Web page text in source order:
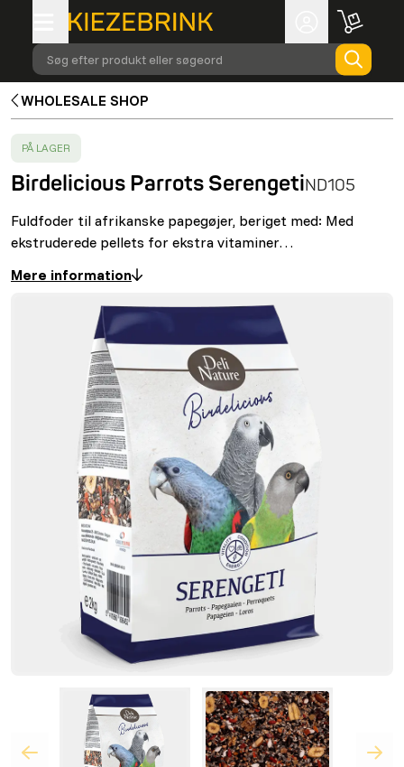
Søg efter produkt eller søgeord
WHOLESALE SHOP
SUCCESS
PÅ LAGER
Birdelicious Parrots SerengetiND105
Fuldfoder til afrikanske papegøjer, beriget med: Med
ekstruderede pellets for ekstra vitaminer…
Mere information